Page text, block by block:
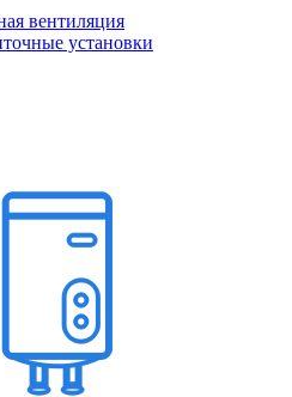
вентиляция
установки